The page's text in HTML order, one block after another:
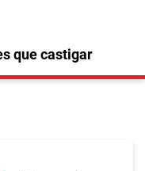
que castigar